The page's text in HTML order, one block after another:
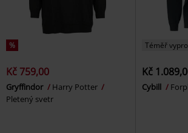
%
Kč 759,00
Gryffindor
Harry Potter
Pletený svetr
Téměř
Kč
Cybill